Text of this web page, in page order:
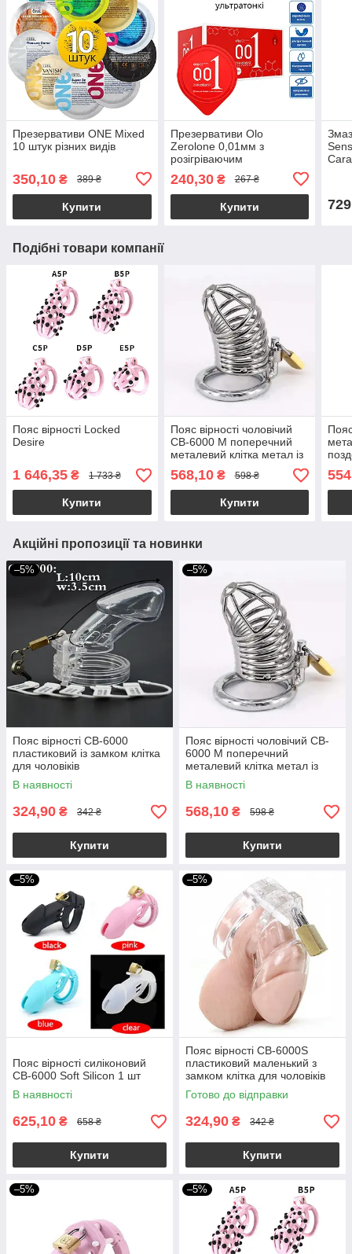
Презервативи ONE Mixed
10 штук різних видів
350,10 ₴ 389 ₴
Купити
Презервативи Olo
Zerolone 0,01мм з
розігріваючим
ультратонкі 10 штук
240,30₴ 267 ₴
Купити 729
Подібні товари компанії
Пояс вірності Locked
Desire
1 646,35 ₴ 1 733 ₴
Купити
Пояс вірності чоловічий
CB-6000 M поперечний
металевий клітка метал із
замком для чоловіків
568,10₴ 598 ₴
Купити
Акційні пропозиції та новинки
–5%
Пояс вірності CB-6000
пластиковий із замком клітка
для чоловіків
В наявності
324,90 ₴ 342 ₴
Купити
–5%
Пояс вірності чоловічий CB-
6000 M поперечний
металевий клітка метал із
замком для чоловіків
В наявності
568,10 ₴ 598 ₴
Купити
–5%
Пояс вірності силіконовий
CB-6000 Soft Silicon 1 шт
В наявності
625,10 ₴ 658 ₴
Купити
–5%
Пояс вірності CB-6000S
пластиковий маленький з
замком клітка для чоловіків
Готово до відправки
324,90 ₴ 342 ₴
Купити
–5% –5%